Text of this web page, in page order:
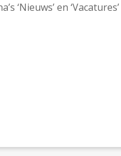
‘Nieuws’ en ‘Vacatures’